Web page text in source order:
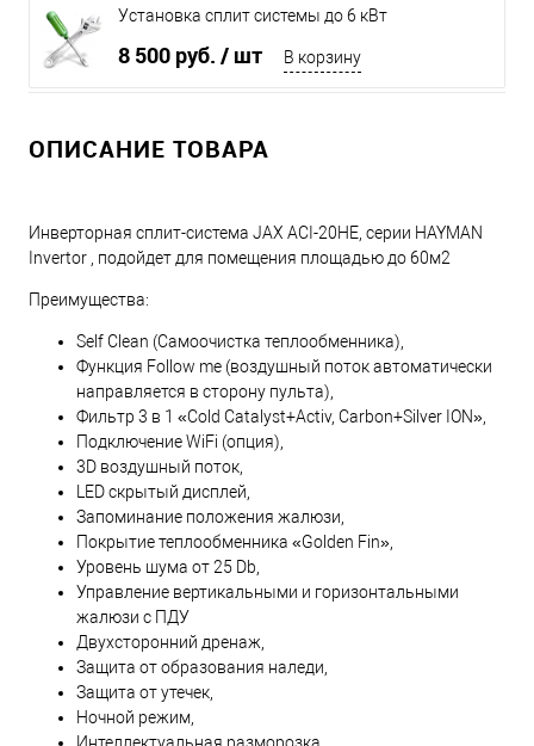
Установка сплит системы до 6 кВт
8 500 руб. / шт В корзину
ОПИСАНИЕ ТОВАРА
Инверторная сплит-система JAX ACI-20HE, серии HAYMAN
Invertor , подойдет для помещения площадью до 60м2
Преимущества:
Self Clean (Самоочистка теплообменника),
Функция Follow me (воздушный поток автоматически
направляется в сторону пульта),
Фильтр 3 в 1 «Cold Catalyst+Activ, Carbon+Silver ION»,
Подключение WiFi (опция),
3D воздушный поток,
LED скрытый дисплей,
Запоминание положения жалюзи,
Покрытие теплообменника «Golden Fin»,
Уровень шума от 25 Db,
Управление вертикальными и горизонтальными
жалюзи с ПДУ
Двухсторонний дренаж,
Защита от образования наледи,
Защита от утечек,
Ночной режим,